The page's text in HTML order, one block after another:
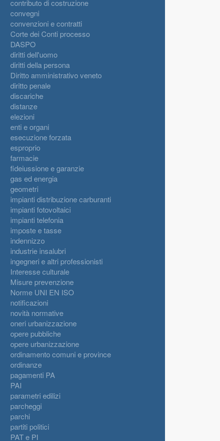
contributo di costruzione
convegni
convenzioni e contratti
Corte dei Conti processo
DASPO
diritti dell'uomo
diritti della persona
Diritto amministrativo veneto
diritto penale
discariche
distanze
elezioni
enti e organi
esecuzione forzata
esproprio
farmacie
fideiussione e garanzie
gas ed energia
geometri
impianti distribuzione carburanti
impianti fotovoltaici
impianti telefonia
imposte e tasse
indennizzo
industrie insalubri
ingegneri e altri professionisti
Interesse culturale
Misure prevenzione
Norme UNI EN ISO
notificazioni
novità normative
oneri urbanizzazione
opere pubbliche
opere urbanizzazione
ordinamento comuni e province
ordinanze
pagamenti PA
PAI
parametri edilizi
parcheggi
parchi
partiti politici
PAT e PI